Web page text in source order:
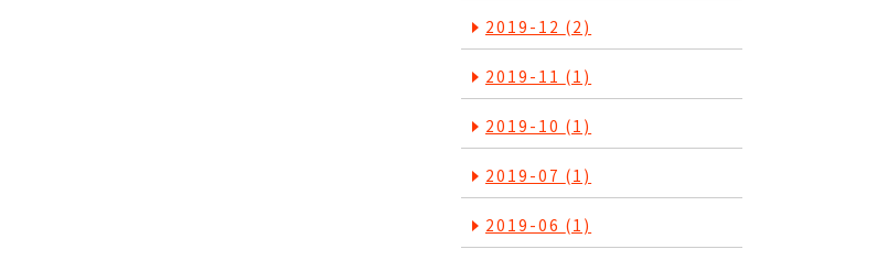
2019-12 (2)
2019-11 (1)
2019-10 (1)
2019-07 (1)
2019-06 (1)